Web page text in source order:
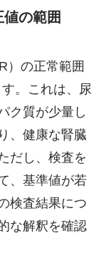
の範囲
）の正常範囲
。これは、尿
ク質が少量し
、健康な腎臓
だし、検査を
、基準値が若
検査結果につ
な解釈を確認